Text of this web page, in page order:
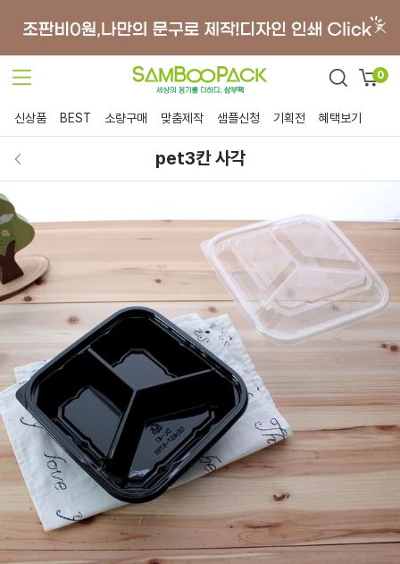
0
신상품 BEST 소량구매 맞춤제작 샘플신청 기획전 혜택보기
pet3칸 사각